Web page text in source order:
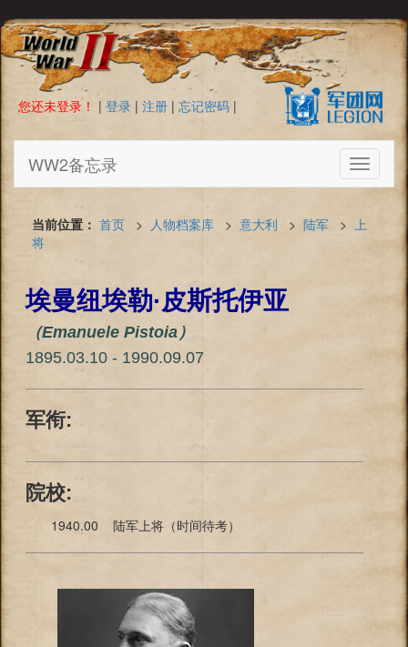
您还未登录！ | 登录 | 注册 | 忘记密码 |
Toggle
WW2备忘录
当前位置： 首页 > 人物档案库 > 意大利 > 陆军 >
上
将
埃曼纽埃勒·皮斯托伊亚
（Emanuele Pistoia）
1895.03.10 - 1990.09.07
军衔:
院校:
1940.00 陆军上将（时间待考）